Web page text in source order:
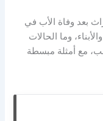
بعد وفاة الأب في
وما الحالات
مع أمثلة مبسطة